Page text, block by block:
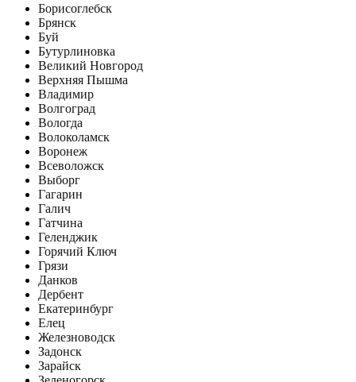
Борисоглебск
Брянск
Буй
Бутурлиновка
Великий Новгород
Верхняя Пышма
Владимир
Волгоград
Вологда
Волоколамск
Воронеж
Всеволожск
Выборг
Гагарин
Галич
Гатчина
Геленджик
Горячий Ключ
Грязи
Данков
Дербент
Екатеринбург
Елец
Железноводск
Задонск
Зарайск